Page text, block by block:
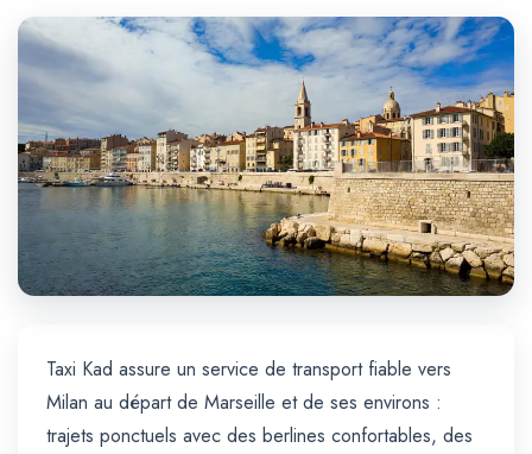
Trajet Longue Distance
Taxi Kad assure un service de transport fiable vers
Milan au départ de Marseille et de ses environs :
trajets ponctuels avec des berlines confortables, des